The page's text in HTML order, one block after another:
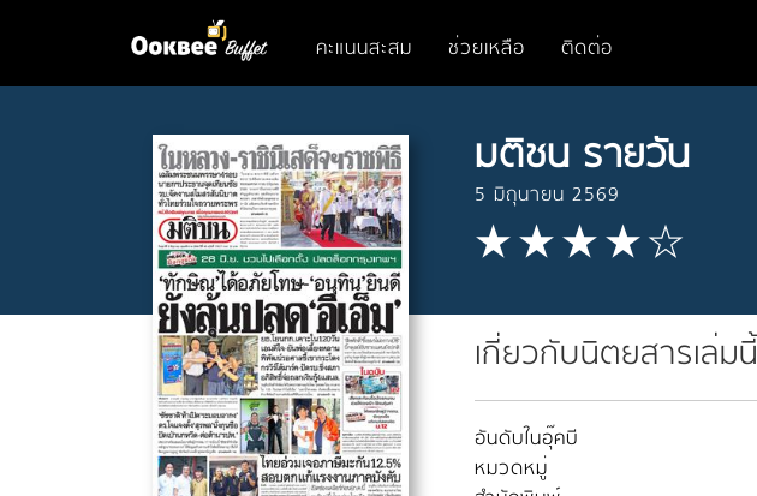
คะแนนสะสม ช่วยเหลือ ติดต่อ
มติชน รายวัน
5 มิถุนายน 2569
เกี่ยวกับนิตยสารเล่มนี้
อันดับในอุ๊คบี
หมวดหมู่